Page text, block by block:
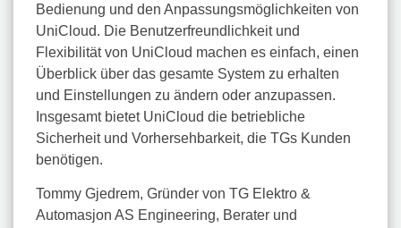
Bedienung und den Anpassungsmöglichkeiten von
UniCloud. Die Benutzerfreundlichkeit und
Flexibilität von UniCloud machen es einfach, einen
Überblick über das gesamte System zu erhalten
und Einstellungen zu ändern oder anzupassen.
Insgesamt bietet UniCloud die betriebliche
Sicherheit und Vorhersehbarkeit, die TGs Kunden
benötigen.
Tommy Gjedrem, Gründer von TG Elektro &
Automasjon AS Engineering, Berater und